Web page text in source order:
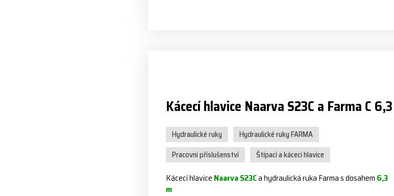
Kácecí hlavice Naarva S23C a Farma C 6,3
Hydraulické ruky
Hydraulické ruky FARMA
Pracovní příslušenství
Štípací a kácecí hlavice
Kácecí hlavice Naarva S23Ca hydraulická ruka Farma s dosahem 6,3
m